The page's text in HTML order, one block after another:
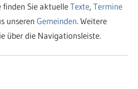
finden Sie aktuelleTexte,Termine
unserenGemeinden. Weitere
über die Navigationsleiste.